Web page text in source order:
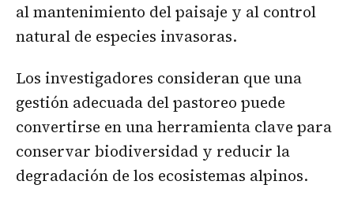
al mantenimiento del paisaje y al control
natural de especies invasoras.
Los investigadores consideran que una
gestión adecuada del pastoreo puede
convertirse en una herramienta clave para
conservar biodiversidad y reducir la
degradación de los ecosistemas alpinos.